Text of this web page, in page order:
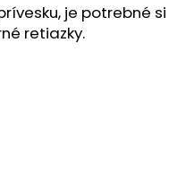
je potrebné si
retiazky.